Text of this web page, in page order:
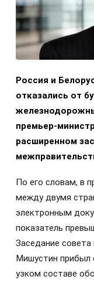
Россия и
отказались от
премьер-
расширенном
По его словам, в
между двумя
электронным
показатель
Заседание
Мишустин прибыл
узком составе